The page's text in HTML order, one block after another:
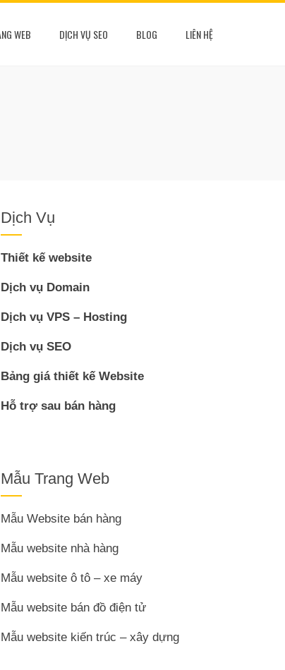
WEB DỊCH VỤ SEO BLOG LIÊN HỆ
Dịch Vụ
Thiết kế website
Dịch vụ Domain
Dịch vụ VPS – Hosting
Dịch vụ SEO
Bảng giá thiết kế Website
Hỗ trợ sau bán hàng
Mẫu Trang Web
Mẫu Website bán hàng
Mẫu website nhà hàng
Mẫu website ô tô – xe máy
Mẫu website bán đồ điện tử
Mẫu website kiến trúc – xây dựng